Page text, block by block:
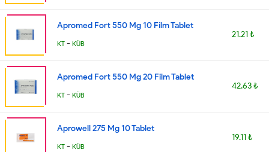
Apromed Fort 550 Mg 10 Film Tablet
KT - KÜB
21.21 ₺
Apromed Fort 550 Mg 20 Film Tablet
KT - KÜB
42.63 ₺
Aprowell 275 Mg 10 Tablet
KT - KÜB
19.11 ₺